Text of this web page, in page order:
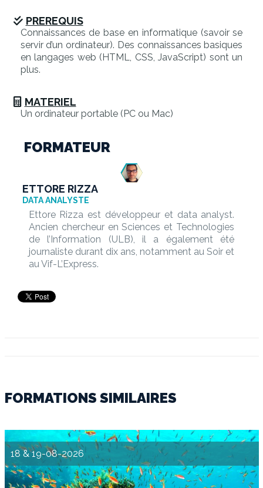
PREREQUIS
Connaissances de base en informatique (savoir se
servir d’un ordinateur). Des connaissances basiques
en langages web (HTML, CSS, JavaScript) sont un
plus.
MATERIEL
Un ordinateur portable (PC ou Mac)
FORMATEUR
ETTORE RIZZA
DATA ANALYSTE
Ettore Rizza est développeur et data analyst.
Ancien chercheur en Sciences et Technologies
de l’Information (ULB), il a également été
journaliste durant dix ans, notamment au Soir et
au Vif-L’Express.
FORMATIONS SIMILAIRES
18 & 19-08-2026